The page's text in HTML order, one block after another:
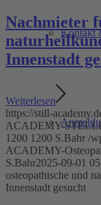
Kontakt
Nachmieter
Innenstadt
Weiterlesen
https://still-
ACADEMY-
1200 1200 S.Bahr /
ACADEMY-
S.Bahr2025-09-01
osteopathische und
Innenstadt gesucht